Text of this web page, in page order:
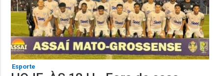
Esporte